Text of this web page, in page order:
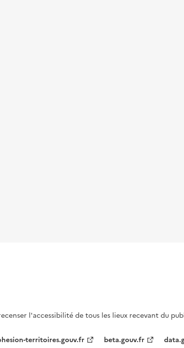
l'accessibilité de tous les lieux recevant du
territoires.gouv.fr beta.gouv.fr